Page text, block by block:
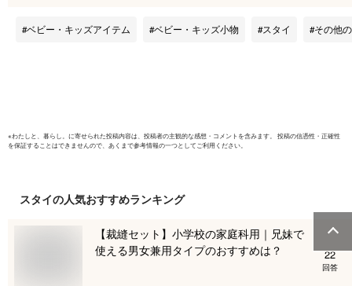
よだれかけ 襟付き
ベビー・キッズアイテム ベビー・キッズ小物 スタイ その他
※わたしと、暮らし。 に寄せられた投稿内容は、投稿者の主観的な感想・コメントを含みます。 投稿の信憑性・正確性
を保証することはできませんので、あくまで参考情報の一つとしてご利用ください。
スタイの人気おすすめランキング
【裁縫セット】小学校の家庭科用｜兄妹で
使える男女兼用タイプのおすすめは？
22
回答